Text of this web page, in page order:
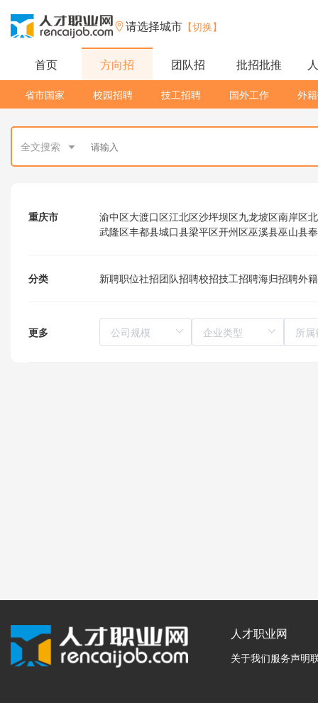
请选择城市 【切换】
首页 方向招 团队招 批招批推
省市国家 校园招聘 技工招聘 国外工作 外
全文搜索
重庆市 渝中区大渡口区江北区沙坪坝区九龙坡区南岸区
武隆区丰都县城口县梁平区开州区巫溪县巫山县
分类 新聘职位社招团队招聘校招技工招聘海归招聘外
更多 所
人才职业网
关于我们服务声明